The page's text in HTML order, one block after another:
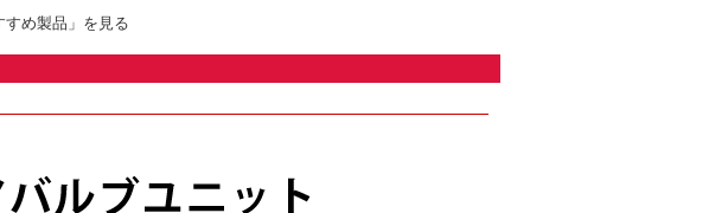
すめ製品」を見る